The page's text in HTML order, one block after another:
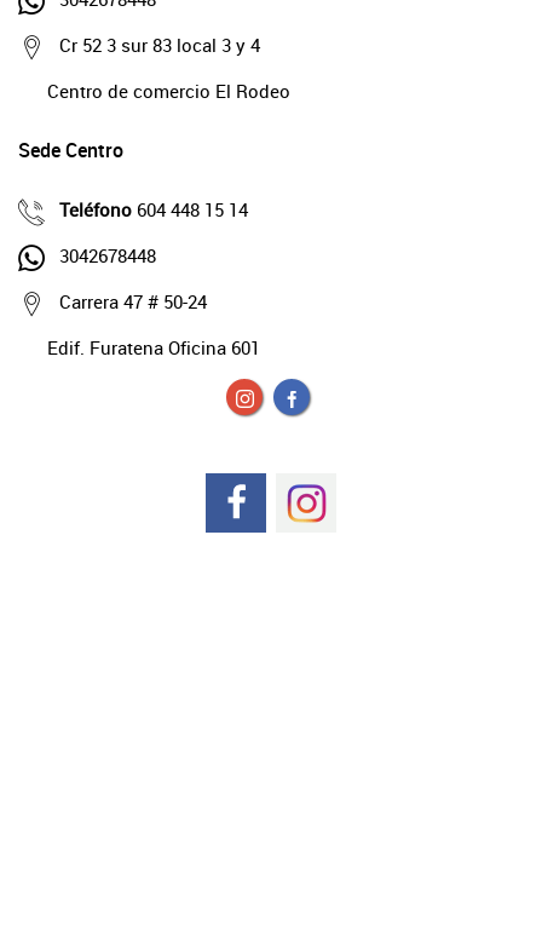
Cr 52 3 sur 83 local 3 y 4
Centro de comercio El Rodeo
Sede Centro
Teléfono 604 448 15 14
3042678448
Carrera 47 # 50-24
Edif. Furatena Oficina 601